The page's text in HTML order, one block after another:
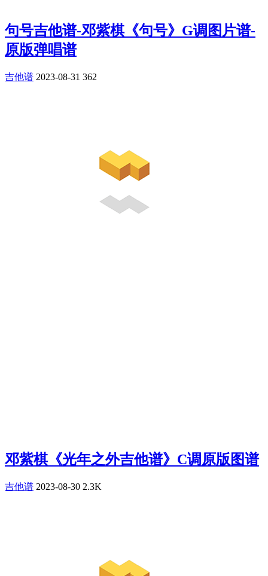
句号吉他谱-邓紫棋《句号》G调图片谱-
原版弹唱谱
吉他谱 2023-08-31 362
邓紫棋《光年之外吉他谱》C调原版图谱
吉他谱 2023-08-30 2.3K